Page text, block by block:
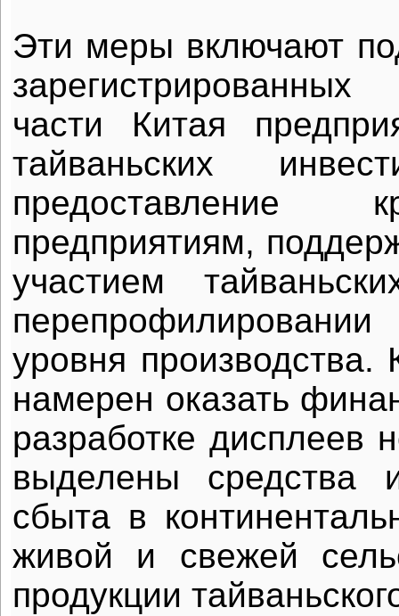
Эти меры включают
части Китая
тайваньских
предоставление
предприятиям,
участием
уровня производства.
намерен оказать
разработке дисплеев
выделены средства
сбыта в
живой и свежей
продукции